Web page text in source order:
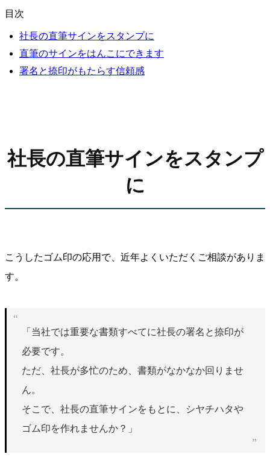
目次
社長の直筆サインをスタンプに
直筆のサインをはんこにできます
署名と捺印がもたらす信頼感
社長の直筆サインをスタンプ
に
こうしたゴム印の応用で、近年よくいただくご相談がありま
す。
「当社では重要な書類すべてに社長の署名と捺印が
必要です。
ただ、社長が多忙のため、書類がなかなか回りませ
ん。
そこで、社長の直筆サインをもとに、シヤチハタや
ゴム印を作れませんか？」